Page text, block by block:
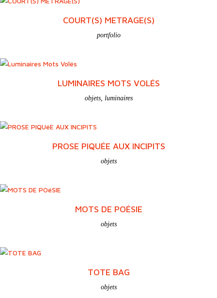
COURT(S) METRAGE(S)
portfolio
LUMINAIRES MOTS VOLÉS
objets, luminaires
PROSE PIQUÉE AUX INCIPITS
objets
MOTS DE POÉSIE
objets
TOTE BAG
objets